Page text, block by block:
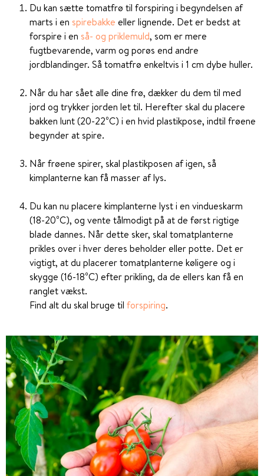
Du kan sætte tomatfrø til forspiring i begyndelsen af
marts i en spirebakke eller lignende. Det er bedst at
forspire i en så- og priklemuld, som er mere
fugtbevarende, varm og porøs end andre
jordblandinger. Så tomatfrø enkeltvis i 1 cm dybe huller.
Når du har sået alle dine frø, dækker du dem til med
jord og trykker jorden let til. Herefter skal du placere
bakken lunt (20-22⁰C) i en hvid plastikpose, indtil frøene
begynder at spire.
Når frøene spirer, skal plastikposen af igen, så
kimplanterne kan få masser af lys.
Du kan nu placere kimplanterne lyst i en vindueskarm
(18-20⁰C), og vente tålmodigt på at de først rigtige
blade dannes. Når dette sker, skal tomatplanterne
prikles over i hver deres beholder eller potte. Det er
vigtigt, at du placerer tomatplanterne køligere og i
skygge (16-18⁰C) efter prikling, da de ellers kan få en
ranglet vækst.
Find alt du skal bruge til forspiring.